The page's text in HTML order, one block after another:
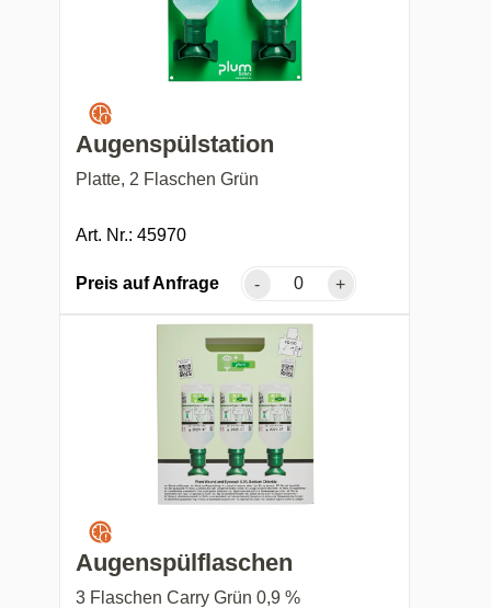
Augenspülstation
Platte, 2 Flaschen Grün
Art. Nr.: 45970
Preis auf Anfrage - +
Augenspülflaschen
3 Flaschen Carry Grün 0,9 %